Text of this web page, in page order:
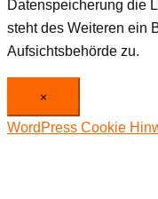
Datenspeicherung die
steht des Weiteren ein
Aufsichtsbehörde zu.
×
WordPress Cookie